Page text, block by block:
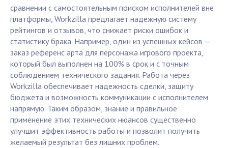
сравнении с самостоятельным поиском исполнителей вне
платформы, Workzilla предлагает надежную систему
рейтингов и отзывов, что снижает риски ошибок и
статистику брака. Например, один из успешных кейсов —
заказ референс арта для персонажа игрового проекта,
который был выполнен на 100% в срок и с точным
соблюдением технического задания. Работа через
Workzilla обеспечивает надежность сделки, защиту
бюджета и возможность коммуникации с исполнителем
напрямую. Таким образом, знание и правильное
применение этих технических нюансов существенно
улучшит эффективность работы и позволит получить
желаемый результат без лишних проблем.